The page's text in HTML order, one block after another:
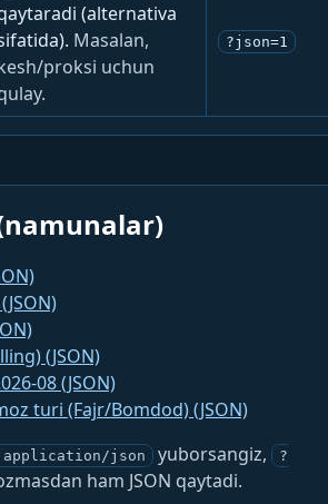
(alternativa
Masalan,
proksi uchun
?json=1
(JSON)
08 (JSON)
turi (Fajr/Bomdod) (JSON)
application/json yuborsangiz,
?
ham JSON qaytadi.